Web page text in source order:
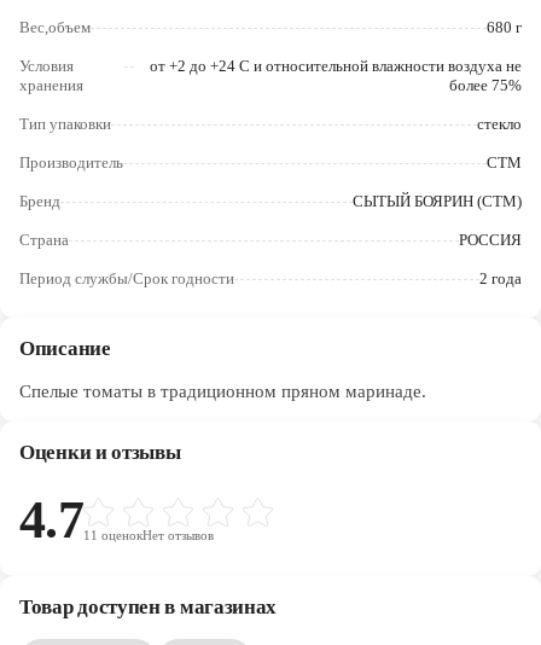
Вес,объем 680 г
Условия
хранения
от +2 до +24 С и относительной влажности воздуха не
более 75%
Тип упаковки стекло
Производитель СТМ
Бренд СЫТЫЙ БОЯРИН (СТМ)
Страна РОССИЯ
Период службы/Срок годности 2 года
Описание
Спелые томаты в традиционном пряном маринаде.
Оценки и отзывы
4.711 оценокНет отзывов
Товар доступен в магазинах